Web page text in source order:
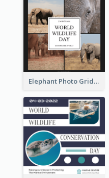
Elephant Photo Grid World Wildlife Day Instagram Post